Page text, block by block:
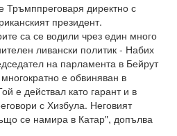
Тръмппреговаря директно с
президент.
са се водили чрез един много
ливански политик - Набих
на парламента в Бейрут
е обвиняван в
е действал като гарант и в
с Хизбула. Неговият
се намира в Катар", допълва